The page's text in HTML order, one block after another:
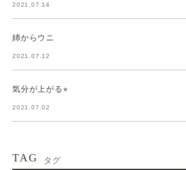
2021.07.14
姉からウニ
2021.07.12
気分が上がる⭐︎
2021.07.02
TAG タグ